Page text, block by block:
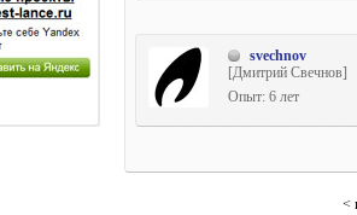
svechnov
[Дмитрий Свечнов]
Опыт: 6 лет
<